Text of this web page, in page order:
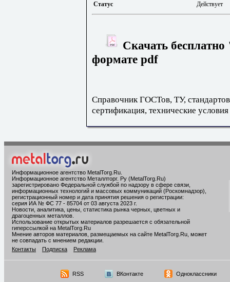
Статус
Действует
Скачать
формате pdf
Справочник ГОСТов, ТУ,
сертификация, технические условия
Информационное агентство MetalTorg.Ru
Информационное агентство Металлторг. Ру (MetalTorg.Ru)
зарегистрировано Федеральной службой по надзору в сфере связи,
информационных технологий и массовых коммуникаций (Роскомнадзор),
регистрационный номер и дата принятия решения о регистрации:
серия ИА № ФС 77 - 85704 от 03 августа 2023 г.
Новости, аналитика, цены, статистика рынка черных, цветных и
драгоценных металлов.
Использование открытых материалов разрешается с обязательной
гиперссылкой на MetalTorg.Ru
Мнение авторов материалов, размещаемых на сайте MetalTorg.Ru, может
не совпадать с мнением редакции.
Контакты
Подписка Реклама
RSS ВКонтакте Одноклассники